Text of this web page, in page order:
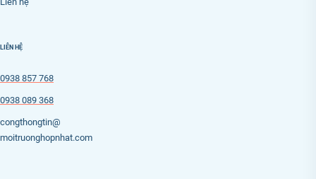
LIÊN HỆ
0938 857 768
0938 089 368
congthongtin@
moitruonghopnhat.com